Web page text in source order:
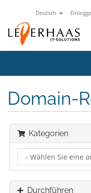
Deutsch
Domain-
Kategorien
Durchführen